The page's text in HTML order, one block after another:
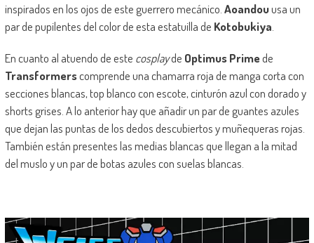
inspirados en los ojos de este guerrero mecánico. Aoandouusa un
par de pupilentes del color de esta estatuilla de Kotobukiya
En cuanto al atuendo de este cosplayde Optimus Primede
Transformerscomprende una chamarra roja de manga corta con
secciones blancas, top blanco con escote, cinturón azul con dorado y
shorts grises. A lo anterior hay que añadir un par de guantes azules
que dejan las puntas de los dedos descubiertos y muñequeras rojas.
También están presentes las medias blancas que llegan a la mitad
del muslo y un par de botas azules con suelas blancas.